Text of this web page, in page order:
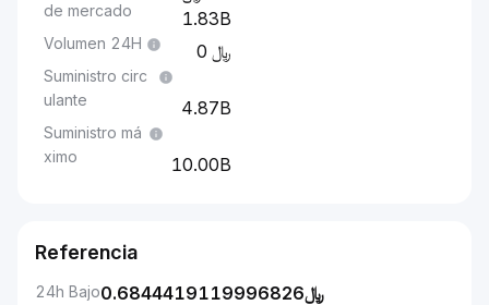
de mercado
1.83B
Volumen 24H 0
Suministro circ
ulante
4.87B
Suministro má
ximo
10.00B
Referencia
24h Bajo ﷼0.6844419119996826